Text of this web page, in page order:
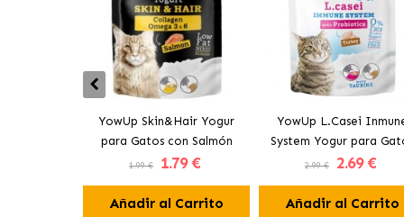
YowUp Skin&Hair Yogur
para Gatos con Salmón
1.99 € 1.79 €
Añadir al Carrito
YowUp L.Casei
System Yogur para
con Pavo
2.99 € 2.69 €
Añadir al Carrito